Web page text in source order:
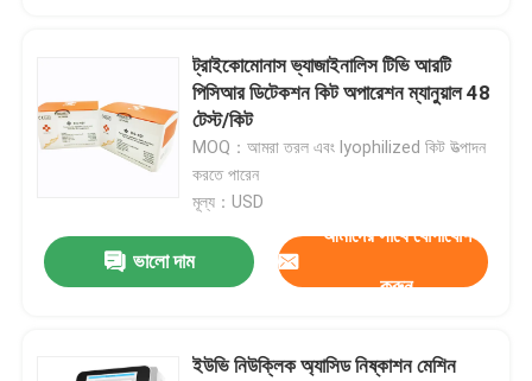
ট্রাইকোমোনাস ভ্যাজাইনালিস টিভি আরটি
পিসিআর ডিটেকশন কিট অপারেশন ম্যানুয়াল 48
টেস্ট/কিট
MOQ：আমরা তরল এবং lyophilized কিট উত্পাদন
করতে পারেন
মূল্য：USD
ভালো দাম
আমাদের সাথে যোগাযোগ
করুন
ইউভি নিউক্লিক অ্যাসিড নিষ্কাশন মেশিন